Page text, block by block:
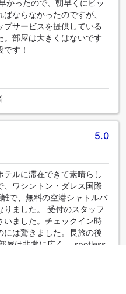
かったので、朝早くにピッ
ならなかったのですが、
サービスを提供している
。部屋は大きくはないです
す！
5.0
ルに滞在できて素晴らし
ワシントン・ダレス国際
で、無料の空港シャトルバ
りました。 受付のスタッフ
いました。チェックイン時
には驚きました。長旅の後
屋は非常に広く、 spotless